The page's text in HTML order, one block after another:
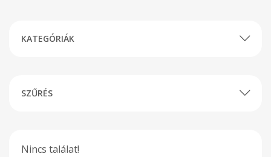
KATEGÓRIÁK
SZŰRÉS
Nincs találat!